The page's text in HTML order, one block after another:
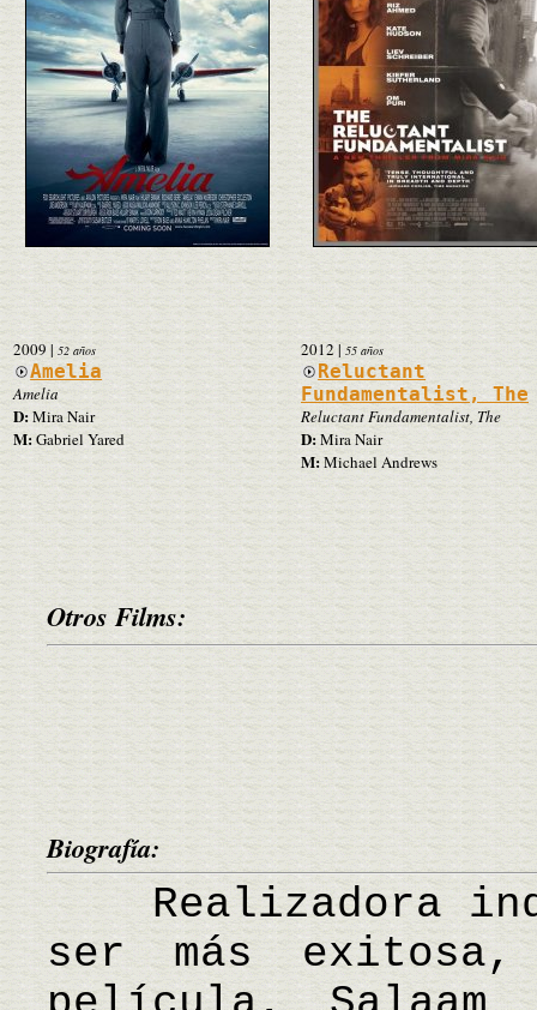
2009| 52 años
Amelia
Amelia
D:Mira Nair
M: Gabriel Yared
2012|55 años
Reluctant
Fundamentalist, The
Reluctant Fundamentalist, The
D:Mira Nair
M:Michael Andrews
Otros Films:
Biografía:
Realizadora
ser más